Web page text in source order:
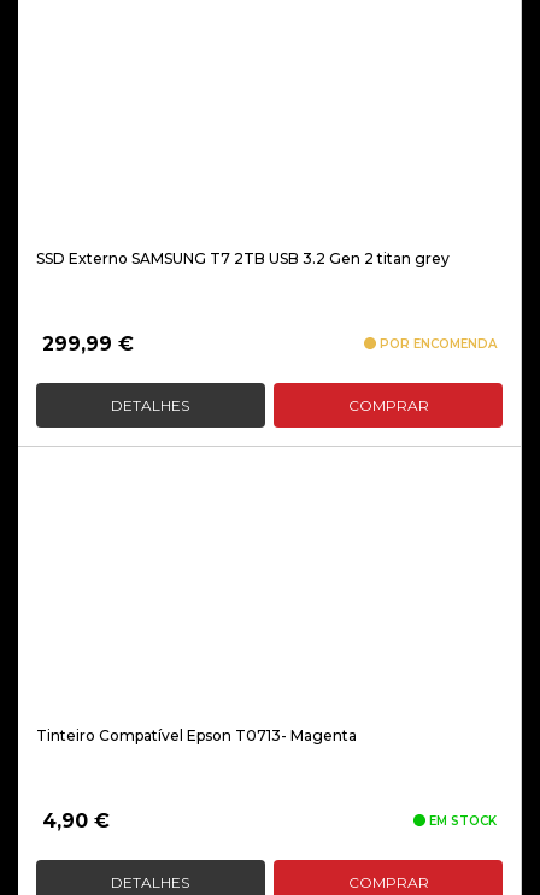
SSD Externo SAMSUNG T7 2TB USB 3.2 Gen 2 titan grey
299,99 € POR ENCOMENDA
DETALHES COMPRAR
Tinteiro Compatível Epson T0713- Magenta
4,90 € EM STOCK
DETALHES COMPRAR